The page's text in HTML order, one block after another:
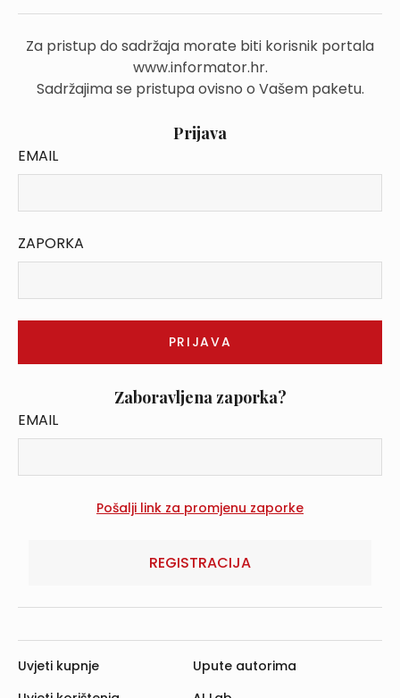
Za pristup do sadržaja morate biti korisnik portala
www.informator.hr.
Sadržajima se pristupa ovisno o Vašem paketu.
Prijava
EMAIL
ZAPORKA
Zaboravljena zaporka?
EMAIL
REGISTRACIJA
Uvjeti kupnje
Upute autorima